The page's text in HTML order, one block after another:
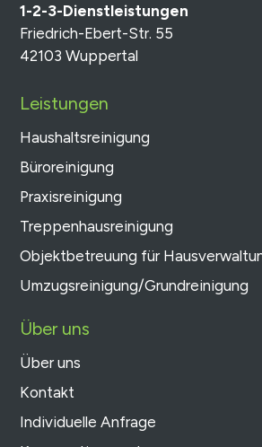
1-2-3-Dienstleistungen
Friedrich-Ebert-Str. 55
42103 Wuppertal
Leistungen
Haushaltsreinigung
Büroreinigung
Praxisreinigung
Treppenhausreinigung
Objektbetreuung für
Umzugsreinigung/Grundreinigung
Über uns
Über uns
Kontakt
Individuelle Anfrage